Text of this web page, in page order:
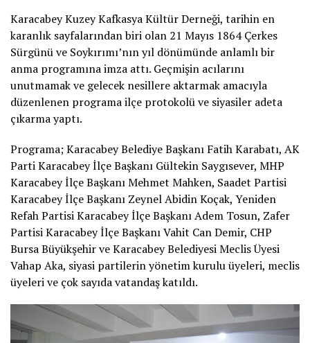
Karacabey Kuzey Kafkasya Kültür Derneği, tarihin en
karanlık sayfalarından biri olan 21 Mayıs 1864 Çerkes
Sürgünü ve Soykırımı’nın yıl dönümünde anlamlı bir
anma programına imza attı. Geçmişin acılarını
unutmamak ve gelecek nesillere aktarmak amacıyla
düzenlenen programa ilçe protokolü ve siyasiler adeta
çıkarma yaptı.
Programa; Karacabey Belediye Başkanı Fatih Karabatı, AK
Parti Karacabey İlçe Başkanı Gültekin Saygısever, MHP
Karacabey İlçe Başkanı Mehmet Mahken, Saadet Partisi
Karacabey İlçe Başkanı Zeynel Abidin Koçak, Yeniden
Refah Partisi Karacabey İlçe Başkanı Adem Tosun, Zafer
Partisi Karacabey İlçe Başkanı Vahit Can Demir, CHP
Bursa Büyükşehir ve Karacabey Belediyesi Meclis Üyesi
Vahap Aka, siyasi partilerin yönetim kurulu üyeleri, meclis
üyeleri ve çok sayıda vatandaş katıldı.